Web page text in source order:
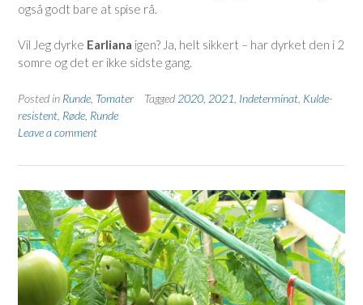
også godt bare at spise rå.
Vil Jeg dyrke Earliana igen? Ja, helt sikkert – har dyrket den i 2
somre og det er ikke sidste gang.
Posted in Runde Tomater Tagged 2020 2021 Indeterminat Kulde-
resistent Røde Runde
Leave a comment